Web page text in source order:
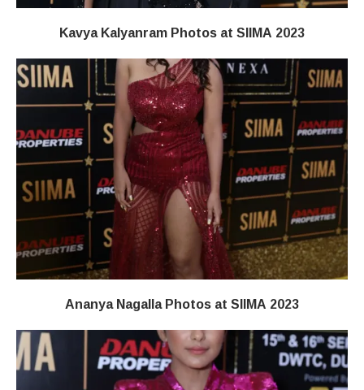
Kavya Kalyanram Photos at SIIMA 2023
Ananya Nagalla Photos at SIIMA 2023